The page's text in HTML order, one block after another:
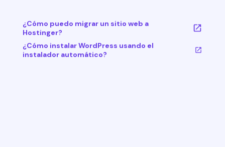
¿Cómo puedo migrar un sitio web a
Hostinger?
¿Cómo instalar WordPress usando el
instalador automático?